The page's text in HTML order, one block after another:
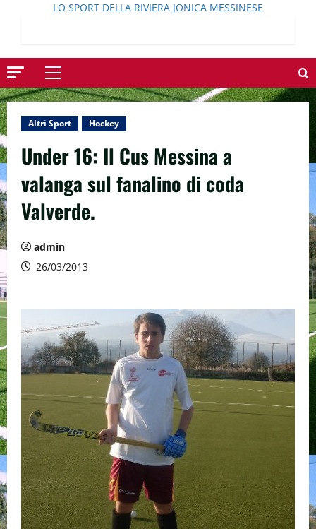
LO SPORT DELLA RIVIERA JONICA MESSINESE
Menu
principale
Altri Sport Hockey
Under 16: Il Cus Messina a
valanga sul fanalino di coda
Valverde.
admin
26/03/2013